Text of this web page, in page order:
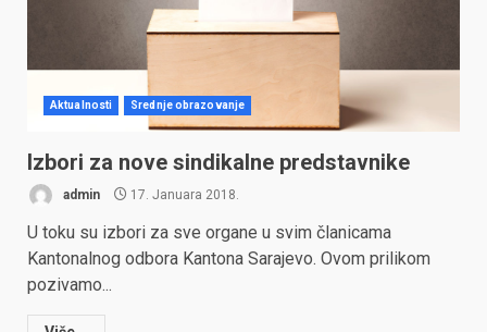
Aktualnosti Srednje obrazovanje
Izbori za nove sindikalne predstavnike
admin 17. Januara 2018.
U toku su izbori za sve organe u svim članicama
Kantonalnog odbora Kantona Sarajevo. Ovom prilikom
pozivamo...